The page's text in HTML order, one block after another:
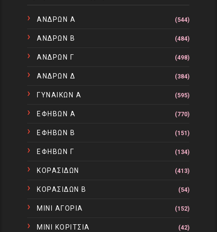
ΑΝΔΡΩΝ Α (544)
ΑΝΔΡΩΝ Β (484)
ΑΝΔΡΩΝ Γ (498)
ΑΝΔΡΩΝ Δ (384)
ΓΥΝΑΙΚΩΝ Α (595)
ΕΦΗΒΩΝ Α (770)
ΕΦΗΒΩΝ Β (151)
ΕΦΗΒΩΝ Γ (134)
ΚΟΡΑΣΙΔΩΝ (413)
ΚΟΡΑΣΙΔΩΝ Β (54)
ΜΙΝΙ ΑΓΟΡΙΑ (152)
ΜΙΝΙ ΚΟΡΙΤΣΙΑ (42)